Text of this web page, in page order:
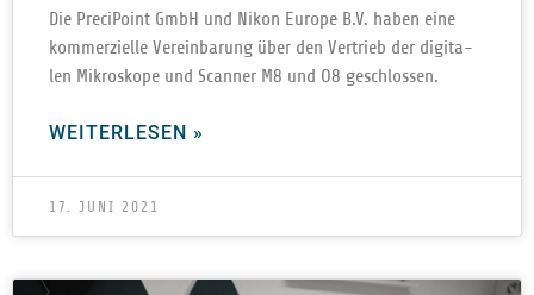
Die Pre­ci­Point GmbH und Nikon Europe B.V. haben eine
kom­mer­zi­elle Ver­ein­ba­rung über den Ver­trieb der digi­ta­
len Mikro­skope und Scan­ner M8 und O8 geschlossen.
WEITERLESEN »
17. JUNI 2021